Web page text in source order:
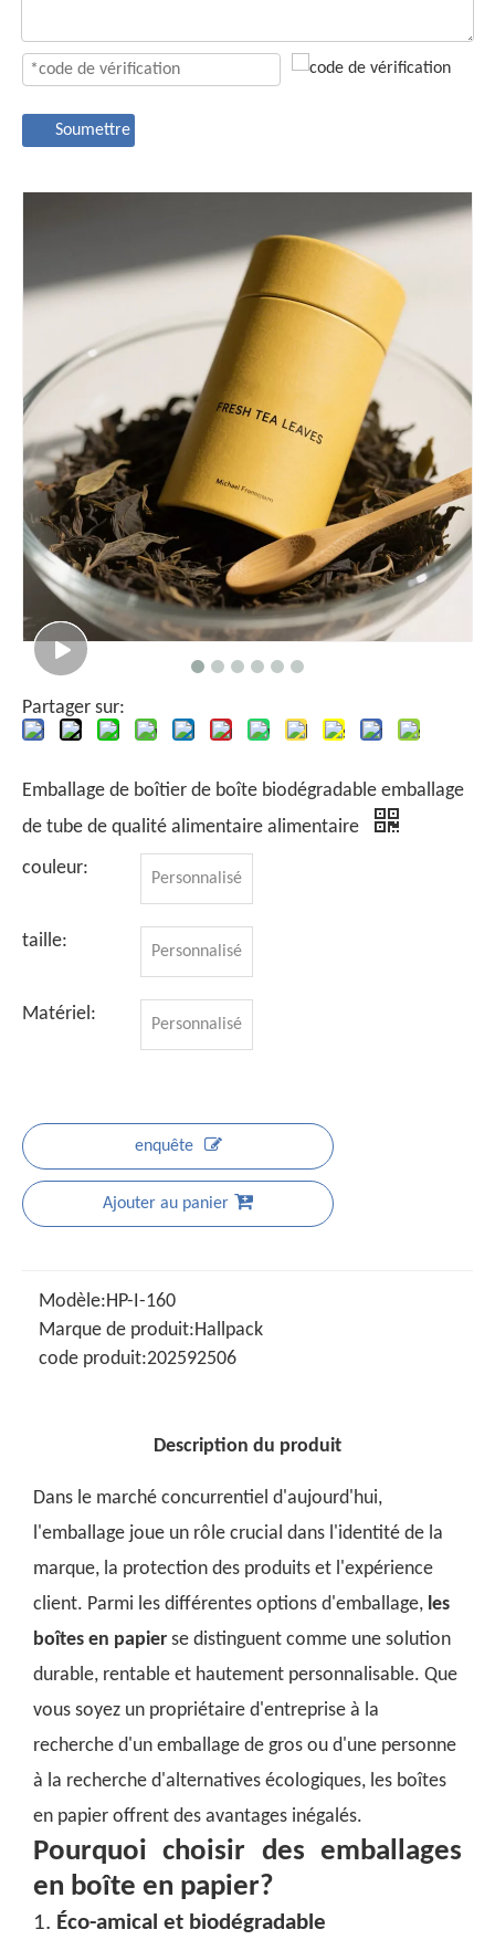
Soumettre
Partager sur:
Emballage de boîtier de boîte biodégradable emballage
de tube de qualité alimentaire alimentaire
couleur:
Personnalisé
taille: Personnalisé
Matériel: Personnalisé
enquête
Ajouter au panier
Modèle:HP-I-160
Marque de produit:Hallpack
code produit:202592506
Description du produit
Dans le marché concurrentiel d'aujourd'hui,
l'emballage joue un rôle crucial dans l'identité de la
marque, la protection des produits et l'expérience
client. Parmi les différentes options d'emballage, les
boîtes en papier se distinguent comme une solution
durable, rentable et hautement personnalisable. Que
vous soyez un propriétaire d'entreprise à la
recherche d'un emballage de gros ou d'une personne
à la recherche d'alternatives écologiques, les boîtes
en papier offrent des avantages inégalés.
Pourquoi choisir des emballages
en boîte en papier?
1. Éco-amical et biodégradable